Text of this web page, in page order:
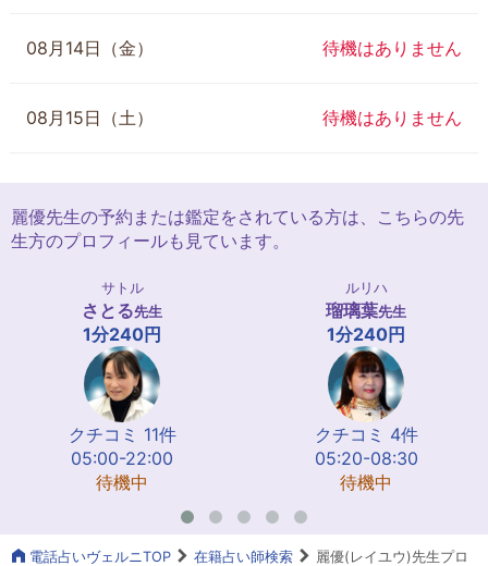
08月14日（金） 待機はありません
08月15日（土） 待機はありません
麗優先生の予約または鑑定をされている方は、こちらの先
生方のプロフィールも見ています。
サトル
さとる先生
1分240円
クチコミ 11件
05:00-22:00
待機中
ルリハ
瑠璃葉先生
1分240円
クチコミ 4件
05:20-08:30
待機中
電話占いヴェルニTOP 在籍占い師検索
麗優(レイユウ)先生プロ